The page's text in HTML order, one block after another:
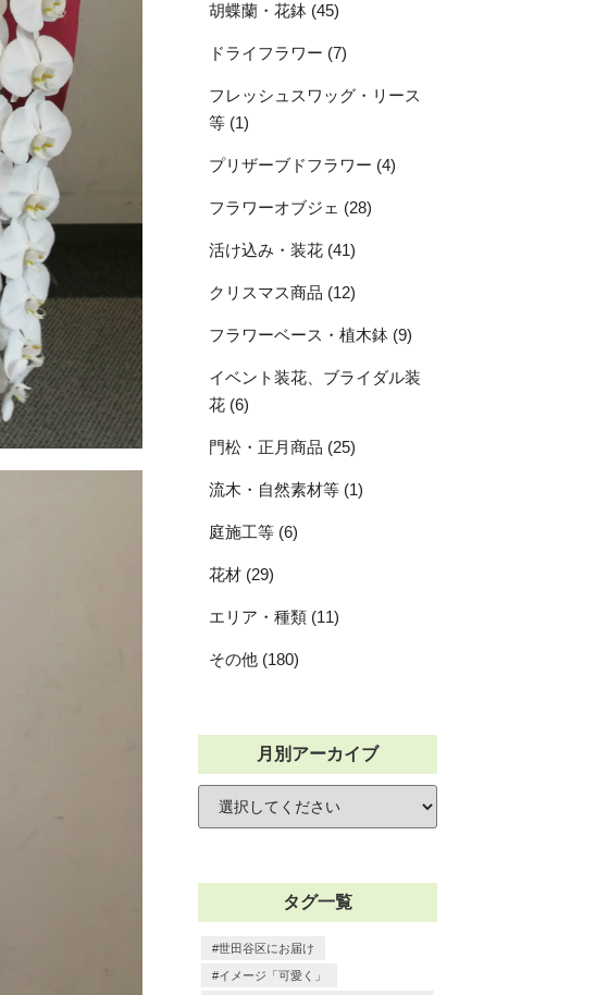
胡蝶蘭・花鉢 (45)
ドライフラワー (7)
フレッシュスワッグ・リース
等 (1)
プリザーブドフラワー (4)
フラワーオブジェ (28)
活け込み・装花 (41)
クリスマス商品 (12)
フラワーベース・植木鉢 (9)
イベント装花、ブライダル装
花 (6)
門松・正月商品 (25)
流木・自然素材等 (1)
庭施工等 (6)
花材 (29)
エリア・種類 (11)
その他 (180)
月別アーカイブ
タグ一覧
世田谷区にお届け
イメージ「可愛く」